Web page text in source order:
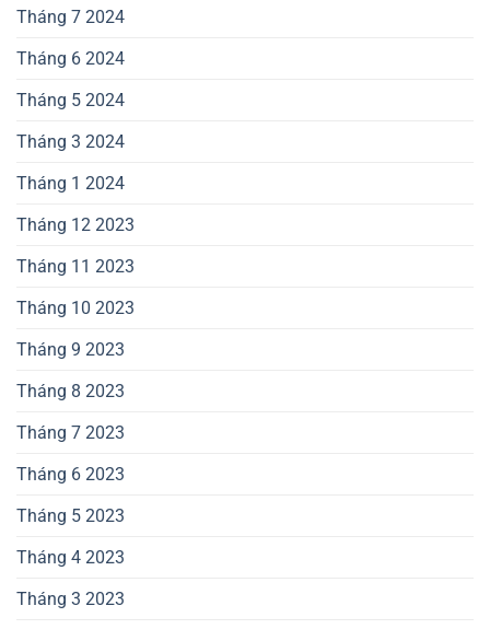
Tháng 7 2024
Tháng 6 2024
Tháng 5 2024
Tháng 3 2024
Tháng 1 2024
Tháng 12 2023
Tháng 11 2023
Tháng 10 2023
Tháng 9 2023
Tháng 8 2023
Tháng 7 2023
Tháng 6 2023
Tháng 5 2023
Tháng 4 2023
Tháng 3 2023